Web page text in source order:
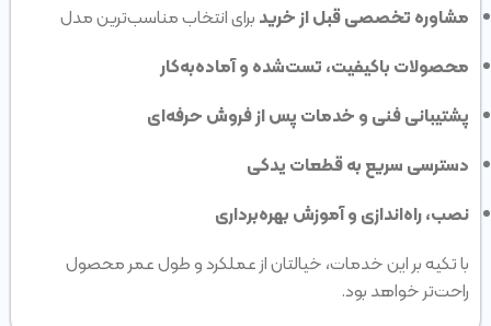
مشاوره تخصصی قبل از خریدبرای انتخاب مناسب‌ترین مدل
محصولات باکیفیت، تست‌شده و آماده‌به‌کار
پشتیبانی فنی و خدمات پس از فروش حرفه‌ای
دسترسی سریع به قطعات یدکی
نصب، راه‌اندازی و آموزش بهره‌برداری
با تکیه بر این خدمات، خیالتان از عملکرد و طول عمر محصول
راحت‌تر خواهد بود.